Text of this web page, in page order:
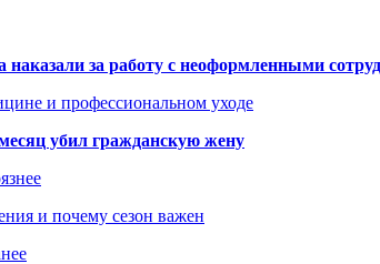
наказали за работу с неоформленными
и профессиональном уходе
убил гражданскую жену
и почему сезон важен